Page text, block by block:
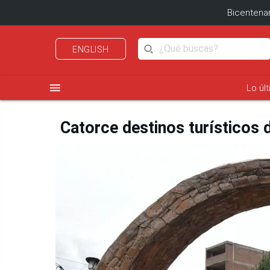
ENGLISH
menu Lo
Catorce destinos turísticos